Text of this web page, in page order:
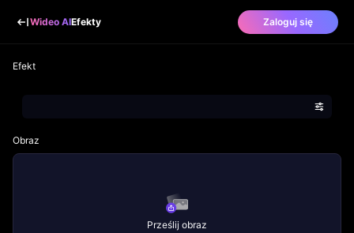
Wideo AIEfekty Zaloguj się
Efekt
Obraz
Prześlij obraz